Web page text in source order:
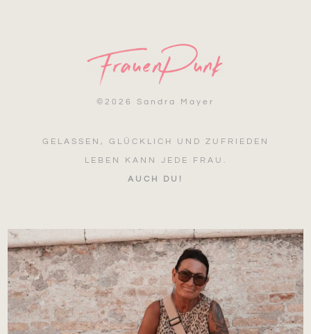
© 2026 Sandra Mayer
GELASSEN, GLÜCKLICH UND ZUFRIEDEN
LEBEN KANN JEDE FRAU.
AUCH DU!